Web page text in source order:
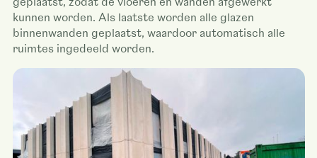
kunnen worden. Als laatste worden alle glazen
binnenwanden geplaatst, waardoor automatisch alle
ruimtes ingedeeld worden.